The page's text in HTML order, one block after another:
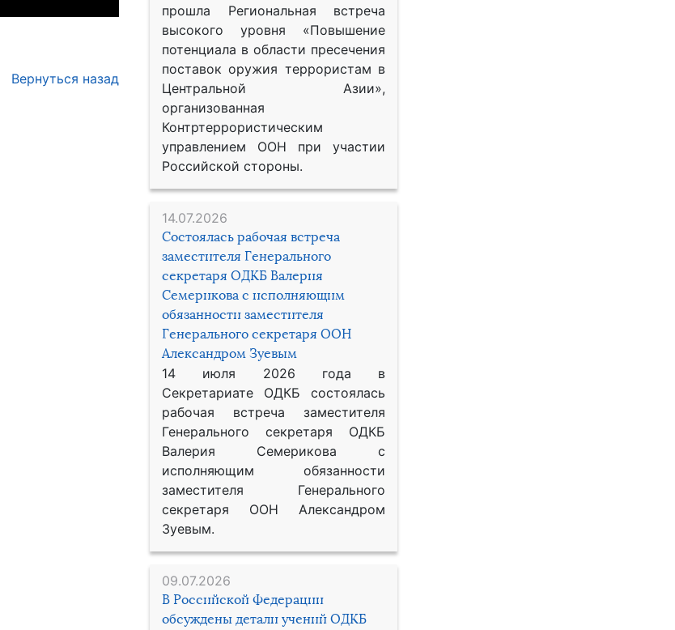
прошла Региональная встреча
высокого уровня «Повышение
потенциала в области пресечения
поставок оружия террористам в
Центральной Азии»,
организованная
Контртеррористическим
управлением ООН при участии
Российской стороны.
14.07.2026
Состоялась рабочая встреча
заместителя Генерального
секретаря ОДКБ Валерия
Семерикова с исполняющим
обязанности заместителя
Генерального секретаря ООН
Александром Зуевым
14 июля 2026 года в
Секретариате ОДКБ состоялась
рабочая встреча заместителя
Генерального секретаря ОДКБ
Валерия Семерикова с
исполняющим обязанности
заместителя Генерального
секретаря ООН Александром
Зуевым.
09.07.2026
В Российской Федерации
обсуждены детали учений ОДКБ
Вернуться назад